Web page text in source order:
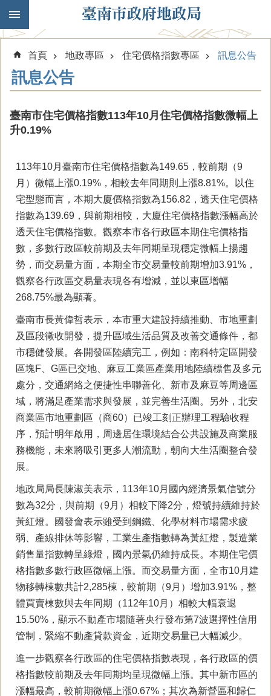
跳到主要內容區塊
首頁 地政專區 住宅價格指數專區 訊息公告
訊息公告
臺南市住宅價格指數113年10月住宅價格指數微幅上
升0.19%
113年10月臺南市住宅價格指數為149.65，較前期（9
月）微幅上漲0.19%，相較去年同期則上漲8.81%。以住
宅型態而言，本期大廈價格指數為156.82，透天住宅價格
指數為139.69，與前期相較，大廈住宅價格指數漲幅高於
透天住宅價格指數。觀察本市各行政區本期住宅價格指
數，多數行政區較前期及去年同期呈現穩定微幅上揚趨
勢，而交易量方面，本期全市交易量較前期增加3.91%，
觀察各行政區交易量表現各有增減，並以東區增幅
268.75%最為顯著。
臺南市長黃偉哲表示，本市重大建設持續推動、市地重劃
及區段徵收開發，提升區域生活品質及改善交通條件，都
市穩健發展。各開發區陸續完工，例如：南科特定區開發
區塊F、G區已交地、麻豆工業區產業用地陸續標售及多元
處分，交通網絡之便捷性串聯善化、新市及麻豆等周邊區
域，將滿足產業需求與發展，並完善生活圈。另外，北安
商業區市地重劃區（商60）已竣工刻正辦理工程驗收程
序，預計明年啟用，周邊居住環境結合公共設施及商業服
務機能，未來將吸引更多人潮流動，朝向大生活圈整合發
展。
地政局局長陳淑美表示，113年10月國內經濟景氣信號分
數為32分，與前期（9月）相較下降2分，燈號持續維持於
黃紅燈。國發會表示雖受到鋼鐵、化學材料市場需求疲
弱、產線排休等影響，工業生產指數轉為黃紅燈，製造業
銷售量指數轉呈綠燈，國內景氣仍維持成長。本期住宅價
格指數多數行政區微幅上漲。而交易量方面，全市10月建
物移轉棟數共計2,285棟，較前期（9月）增加3.91%，整
體買賣棟數與去年同期（112年10月）相較大幅衰退
15.50%，顯示不動產市場隨著央行發布第7波選擇性信用
管制，緊縮不動產貸款資金，近期交易量已大幅減少。
進一步觀察各行政區的住宅價格指數表現，各行政區的價
格指數較前期及去年同期均呈現微幅上漲。其中新市區的
漲幅最高，較前期微幅上漲0.67%；其次為新營區和歸仁